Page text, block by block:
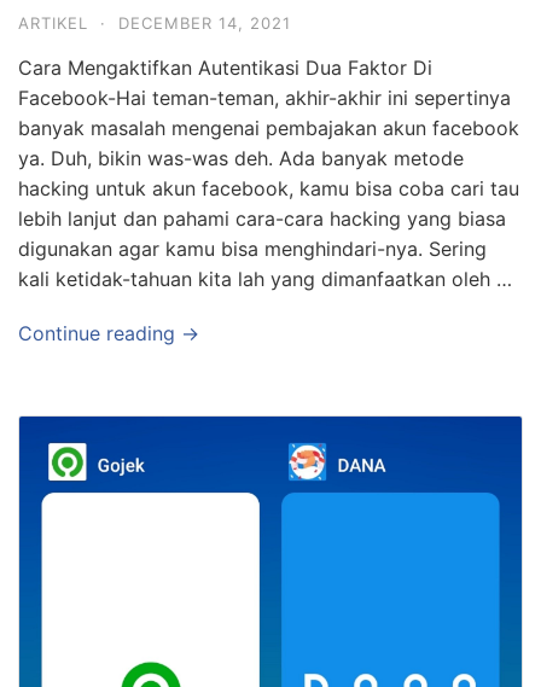
ARTIKEL · DECEMBER 14, 2021
Cara Mengaktifkan Autentikasi Dua Faktor Di
Facebook-Hai teman-teman, akhir-akhir ini sepertinya
banyak masalah mengenai pembajakan akun facebook
ya. Duh, bikin was-was deh. Ada banyak metode
hacking untuk akun facebook, kamu bisa coba cari tau
lebih lanjut dan pahami cara-cara hacking yang biasa
digunakan agar kamu bisa menghindari-nya. Sering
kali ketidak-tahuan kita lah yang dimanfaatkan oleh …
Continue reading →